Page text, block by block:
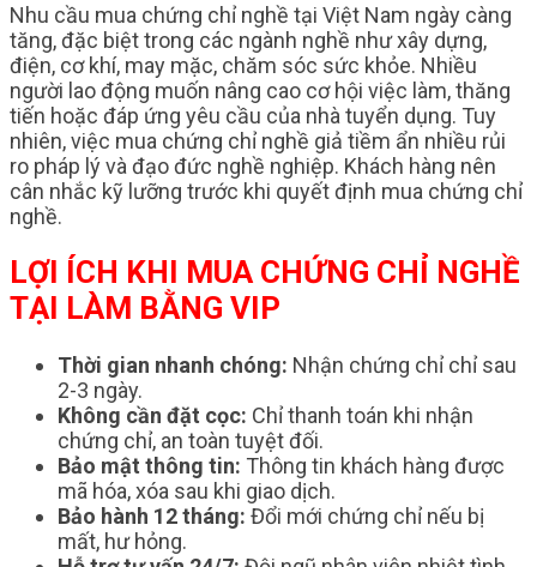
Nhu cầu mua chứng chỉ nghề tại Việt Nam ngày càng
tăng, đặc biệt trong các ngành nghề như xây dựng,
điện, cơ khí, may mặc, chăm sóc sức khỏe. Nhiều
người lao động muốn nâng cao cơ hội việc làm, thăng
tiến hoặc đáp ứng yêu cầu của nhà tuyển dụng. Tuy
nhiên, việc mua chứng chỉ nghề giả tiềm ẩn nhiều rủi
ro pháp lý và đạo đức nghề nghiệp. Khách hàng nên
cân nhắc kỹ lưỡng trước khi quyết định mua chứng chỉ
nghề.
LỢI ÍCH KHI MUA CHỨNG CHỈ NGHỀ
TẠI LÀM BẰNG VIP
Thời gian nhanh chóng: Nhận chứng chỉ chỉ sau
2-3 ngày.
Không cần đặt cọc: Chỉ thanh toán khi nhận
chứng chỉ, an toàn tuyệt đối.
Bảo mật thông tin: Thông tin khách hàng được
mã hóa, xóa sau khi giao dịch.
Bảo hành 12 tháng: Đổi mới chứng chỉ nếu bị
mất, hư hỏng.